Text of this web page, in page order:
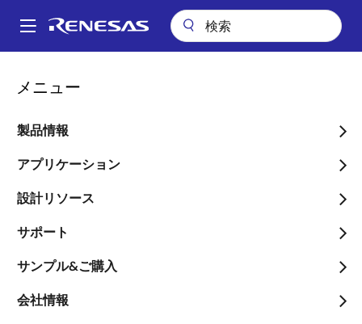
ン
Main
メニュー
製品情報
アプリケーション
設計リソース
サポート
サンプル&ご購入
会社情報
パ
ン
く
ず
2024年度 統合報告書を発行、環境保全と持続的成長への取り組みをよ
2024年度 統合報告書を発
行、環境保全と持続的成長
への取り組みをより明確化
画